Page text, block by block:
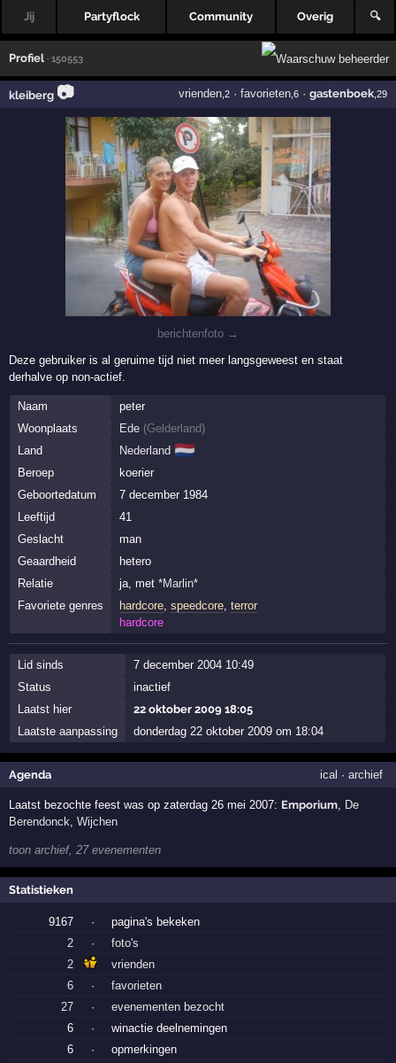
Jij Partyflock Community Overig 🔍
Profiel · 150553
kleiberg 📷 vrienden,2· favorieten,6· gastenboek,29
berichtenfoto →
Deze gebruiker is al geruime tijd niet meer langsgeweest en staat
derhalve op non-actief.
Naam
peter
Woonplaats
Ede (Gelderland)
Land
Nederland 🇳🇱
Beroep
koerier
Geboortedatum
7 december 1984
Leeftijd
41
Geslacht
man
Geaardheid
hetero
Relatie
ja, met *Marlin*
Favoriete genres
hardcore, speedcore, terror
hardcore
Lid sinds
7 december 2004 10:49
Status
inactief
Laatst hier
22 oktober 2009 18:05
Laatste aanpassing
donderdag 22 oktober 2009 om 18:04
Agenda ical · archief
Laatst bezochte feest was op zaterdag 26 mei 2007: Emporium, De
Berendonck,Wijchen
toon archief, 27 evenementen
Statistieken
9167 ·
pagina's bekeken
2
·
foto's
2
vrienden
6
·
favorieten
27
·
evenementen bezocht
6
·
winactie deelnemingen
6
·
opmerkingen